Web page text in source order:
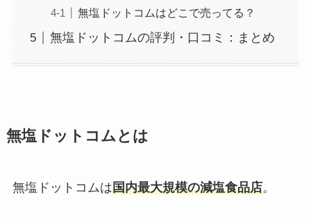
無塩ドットコムはどこで売ってる？
無塩ドットコムの評判・口コミ：まとめ
無塩ドットコムとは
無塩ドットコムは国内最大規模の減塩食品店。